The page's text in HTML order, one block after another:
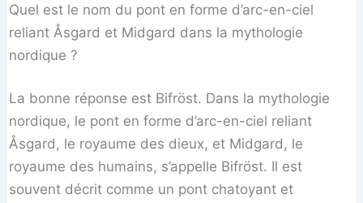
Quel est le nom du pont en forme d’arc-en-ciel
reliant Åsgard et Midgard dans la mythologie
nordique ?
La bonne réponse est Bifröst. Dans la mythologie
nordique, le pont en forme d’arc-en-ciel reliant
Åsgard, le royaume des dieux, et Midgard, le
royaume des humains, s’appelle Bifröst. Il est
souvent décrit comme un pont chatoyant et